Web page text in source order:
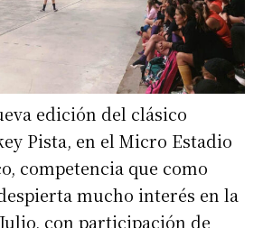
edición del clásico
Pista, en el Micro Estadio
competencia que como
mucho interés en la
con participación de